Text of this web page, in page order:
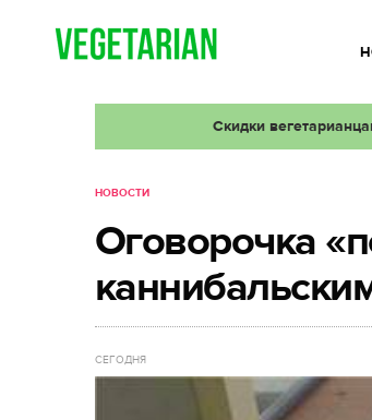
Скидки
НОВОСТИ
Оговорочка
СЕГОДНЯ